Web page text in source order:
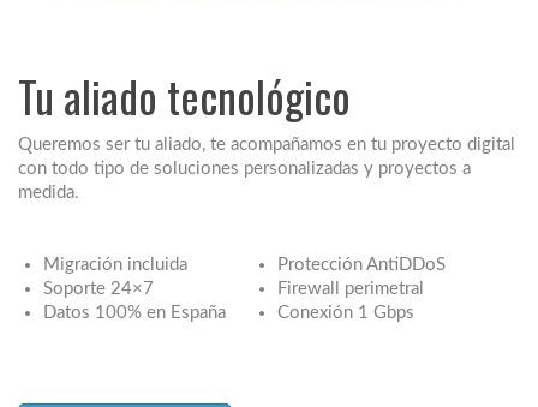
Tu aliado tecnológico
Queremos ser tu aliado, te acompañamos en tu proyecto digital
con todo tipo de soluciones personalizadas y proyectos a
medida.
Migración incluida
Soporte 24×7
Datos 100% en España
Protección AntiDDoS
Firewall perimetral
Conexión 1 Gbps